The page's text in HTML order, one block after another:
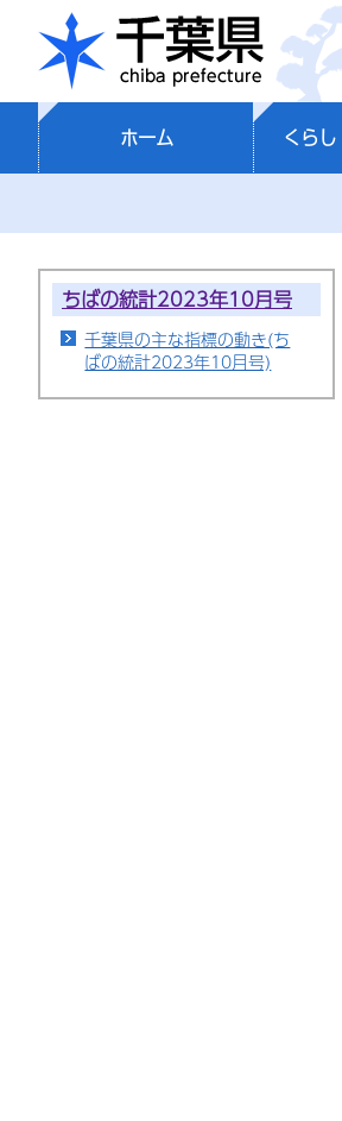
千葉県
ホーム くら
ちばの統計2023年10月号
千葉県の主な指標の動き(ち
ばの統計2023年10月号)